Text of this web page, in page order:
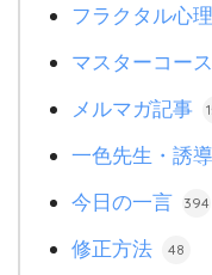
フラクタル心
マスターコー
メルマガ記事
一色先生・誘
今日の一言 394
修正方法 48